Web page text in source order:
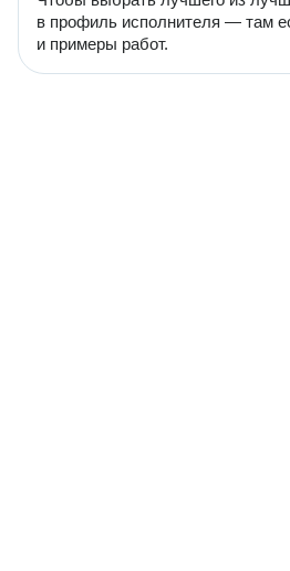
в профиль исполнителя — там
и примеры работ.